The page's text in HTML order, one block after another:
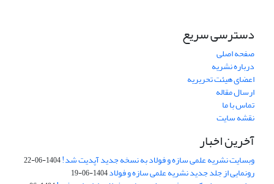
دسترسی سریع
صفحه اصلی
درباره نشریه
اعضای هیئت تحریریه
ارسال مقاله
تماس با ما
نقشه سایت
آخرین اخبار
وبسایت نشریه علمی سازه و فولاد به نسخه جدید آپدیت شد!1404-06-22
رونمایی از جلد جدید نشریه علمی سازه و فولاد1404-06-19